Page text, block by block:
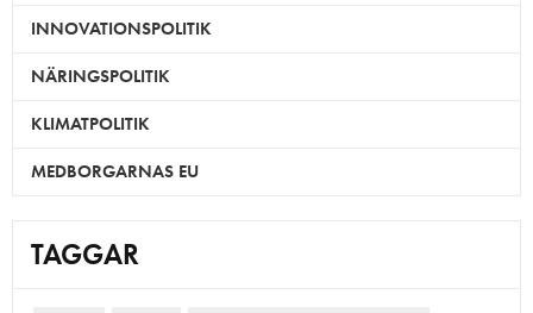
INNOVATIONSPOLITIK
NÄRINGSPOLITIK
KLIMATPOLITIK
MEDBORGARNAS EU
TAGGAR